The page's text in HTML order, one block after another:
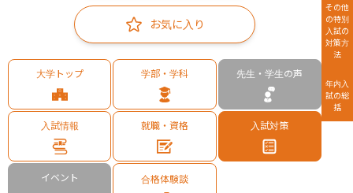
お気に入り
大学トップ 学部・学科 先生・学生の声
入試情報 就職・資格 入試対策
イベント 合格体験談
その他
の特別
入試の
対策方
法
年内入
試の総
括